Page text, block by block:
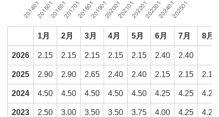
1月 2月 3月 4月 5月 6月 7月 8月
2026 2.15 2.15 2.15 2.15 2.15 2.40 2.40
2025 2.90 2.90 2.65 2.40 2.40 2.15 2.15 2.15
2024 4.50 4.50 4.50 4.50 4.50 4.25 4.25 4.25
2023 2.50 3.00 3.50 3.50 3.75 4.00 4.25 4.25